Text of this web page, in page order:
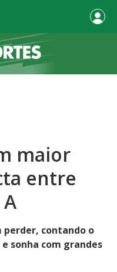
maior
entre
perder, contando o
sonha com grandes